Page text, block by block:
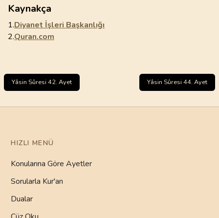
Kaynakça
1.Diyanet İşleri Başkanlığı
2.Quran.com
Yâsin Sûresi 42. Ayet Yâsin Sûresi 44. Ayet
HIZLI MENÜ
Konularına Göre Ayetler
Sorularla Kur'an
Dualar